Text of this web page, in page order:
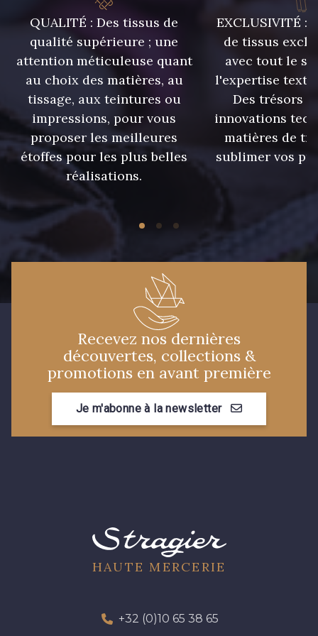
010 - Lavande
012 - Violet 013 - Rose Phlox
014 - Cerise 015 - Corail
QUALITÉ : Des tissus de
qualité supérieure ; une
attention méticuleuse quant
au choix des matières, au
tissage, aux teintures ou
impressions, pour vous
proposer les meilleures
étoffes pour les plus belles
réalisations.
EXCLUSIVITÉ :
de tissus
avec tout le
l'expertise
Des trésors
innovations
matières de
sublimer vos
Recevez nos dernières
découvertes, collections &
promotions en avant première
Je m'abonne à la newsletter
HAUTE MERCERIE
+32 (0)10 65 38 65